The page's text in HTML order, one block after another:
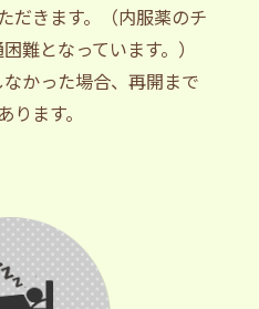
だきます。（内服薬のチ
難となっています。）
かった場合、再開まで
ます。